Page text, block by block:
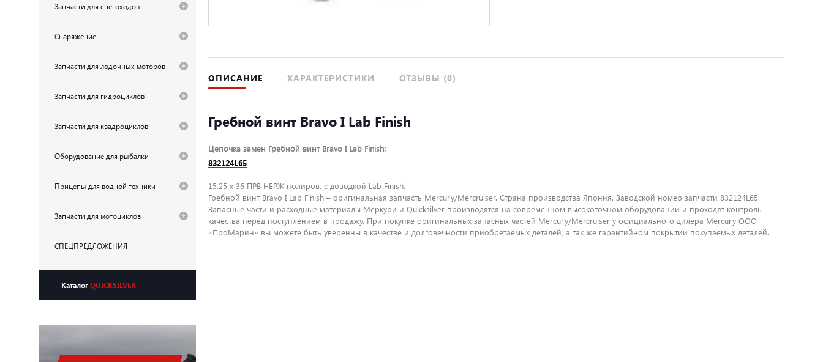
Запчасти для снегоходов
Снаряжение
Запчасти для лодочных моторов
Запчасти для гидроциклов
Запчасти для квадроциклов
Оборудование для рыбалки
Прицепы для водной техники
Запчасти для мотоциклов
СПЕЦПРЕДЛОЖЕНИЯ
КаталогQUICKSILVER
ОПИСАНИЕ ХАРАКТЕРИСТИКИ ОТЗЫВЫ (0)
Гребной винт Bravo I Lab Finish
Цепочка замен Гребной винт Bravo I Lab Finish:
832124L65
15.25 x 36 ПРВ НЕРЖ полиров. с доводкой Lab Finish.
Гребной винт Bravo I Lab Finish – оригинальная запчасть Mercury/Mercruiser. Страна производства Япония. Заводской номер запчасти 832124L65.
Запасные части и расходные материалы Меркури и Quicksilver производятся на современном высокоточном оборудовании и проходят контроль
качества перед поступлением в продажу. При покупке оригинальных запасных частей Mercury/Mercruiser у официального дилера Mercury ООО
«ПроМарин» вы можете быть уверенны в качестве и долговечности приобретаемых деталей, а так же гарантийном покрытии покупаемых деталей.